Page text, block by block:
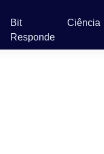
Bit
Responde
Ciência